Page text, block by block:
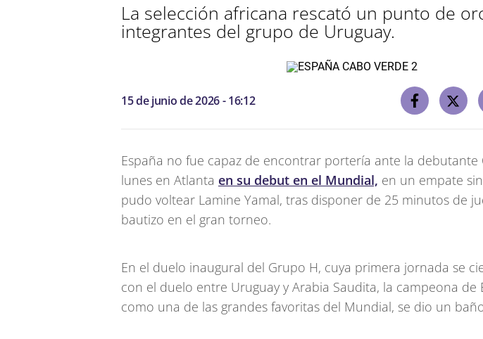
La selección africana rescató un punto de
integrantes del grupo de Uruguay.
15 de junio de 2026 - 16:12
España no fue capaz de encontrar portería ante la debutante
lunes en Atlanta en su debut en el Mundial, en un empate
pudo voltear Lamine Yamal, tras disponer de 25 minutos de
bautizo en el gran torneo.
En el duelo inaugural del Grupo H, cuya primera jornada se
con el duelo entre Uruguay y Arabia Saudita, la campeona de
como una de las grandes favoritas del Mundial, se dio un